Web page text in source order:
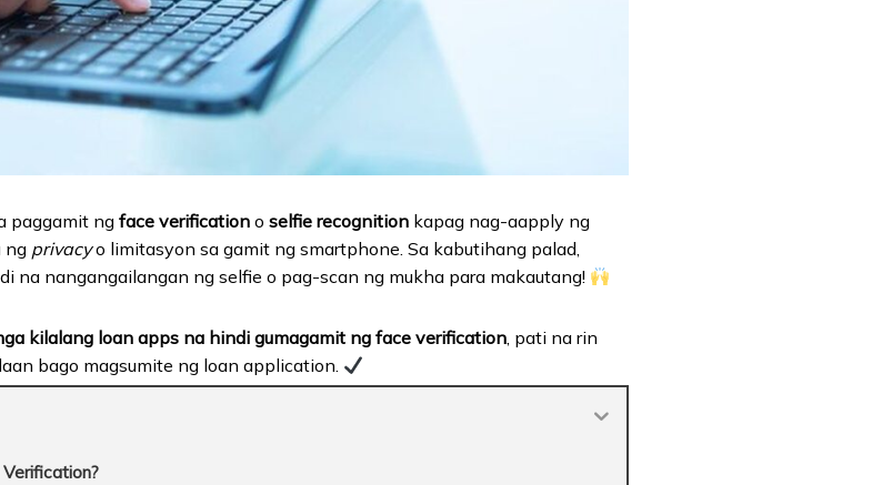
paggamit ng face verification o selfie recognition kapag nag-aapply ng
ng privacyo limitasyon sa gamit ng smartphone. Sa kabutihang palad,
na nangangailangan ng selfie o pag-scan ng mukha para makautang!
kilalang loan apps na hindi gumagamit ng face verification, pati na rin
bago magsumite ng loan application.